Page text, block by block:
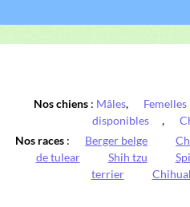
Nos chiens : Mâles, Femelles
disponibles
,
Nos races : Berger belge
de tulear
Shih tzu
terrier